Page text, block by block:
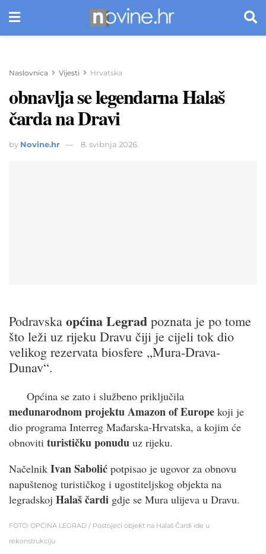
Naslovnica Vijesti Hrvatska
obnavlja se legendarna Halaš
čarda na Dravi
by Novine.hr 8. svibnja 2026.
Podravska općina Legrad poznata je po tome
što leži uz rijeku Dravu čiji je cijeli tok dio
velikog rezervata biosfere „Mura-Drava-
Dunav“.
Općina se zato i službeno priključila
međunarodnom projektu Amazon of Europe koji je
dio programa Interreg Mađarska-Hrvatska, a kojim će
obnoviti turističku ponudu uz rijeku.
Načelnik Ivan Sabolić potpisao je ugovor za obnovu
napuštenog turističkog i ugostiteljskog objekta na
legradskoj Halaš čardi gdje se Mura ulijeva u Dravu.
FOTO: OPĆINA LEGRAD / Postojeći objekt na Halaš Čardi ide u
rekonstrukciju